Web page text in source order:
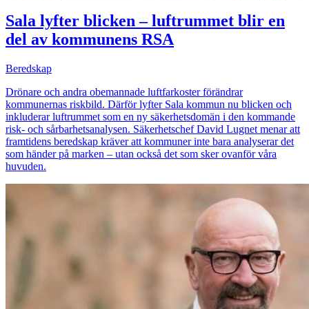
Sala lyfter blicken – luftrummet blir en
del av kommunens RSA
Beredskap
Drönare och andra obemannade luftfarkoster förändrar
kommunernas riskbild. Därför lyfter Sala kommun nu blicken och
inkluderar luftrummet som en ny säkerhetsdomän i den kommande
risk- och sårbarhetsanalysen. Säkerhetschef David Lugnet menar att
framtidens beredskap kräver att kommuner inte bara analyserar det
som händer på marken – utan också det som sker ovanför våra
huvuden.